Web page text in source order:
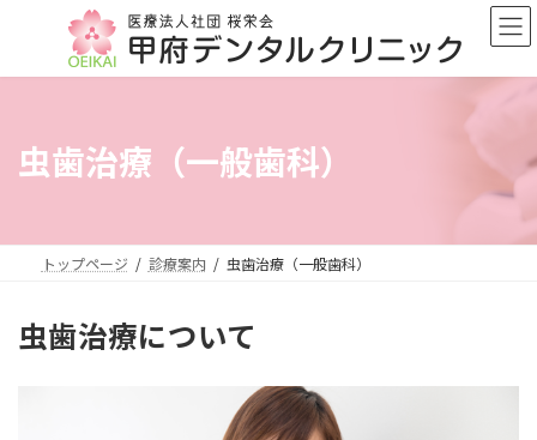
ン
ー
虫歯治療（一般歯科）
トップページ 診療案内 虫歯治療（一般歯科）
虫歯治療について